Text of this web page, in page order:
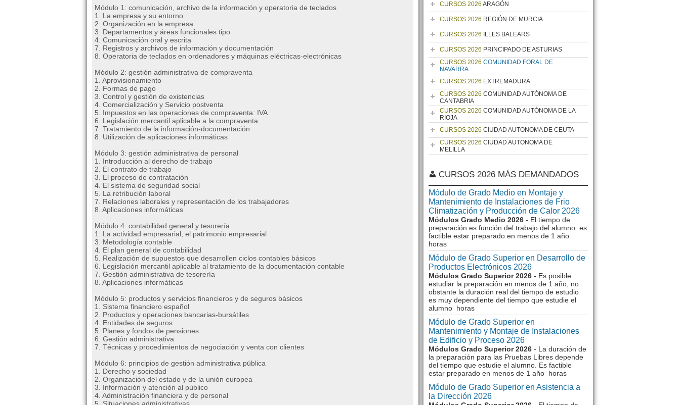
Módulo 1: comunicación, archivo de la información y operatoria de teclados
1. La empresa y su entorno
2. Organización en la empresa
3. Departamentos y áreas funcionales tipo
4. Comunicación oral y escrita
7. Registros y archivos de información y documentación
8. Operatoria de teclados en ordenadores y máquinas eléctricas-electrónicas
Módulo 2: gestión administrativa de compraventa
1. Aprovisionamiento
2. Formas de pago
3. Control y gestión de existencias
4. Comercialización y Servicio postventa
5. Impuestos en las operaciones de compraventa: IVA
6. Legislación mercantil aplicable a la compraventa
7. Tratamiento de la información-documentación
8. Utilización de aplicaciones informáticas
Módulo 3: gestión administrativa de personal
1. Introducción al derecho de trabajo
2. El contrato de trabajo
3. El proceso de contratación
4. El sistema de seguridad social
5. La retribución laboral
7. Relaciones laborales y representación de los trabajadores
8. Aplicaciones informáticas
Módulo 4: contabilidad general y tesorería
1. La actividad empresarial, el patrimonio empresarial
3. Metodología contable
4. El plan general de contabilidad
5. Realización de supuestos que desarrollen ciclos contables básicos
6. Legislación mercantil aplicable al tratamiento de la documentación contable
7. Gestión administrativa de tesorería
8. Aplicaciones informáticas
Módulo 5: productos y servicios financieros y de seguros básicos
1. Sistema financiero español
2. Productos y operaciones bancarias-bursátiles
4. Entidades de seguros
5. Planes y fondos de pensiones
6. Gestión administrativa
7. Técnicas y procedimientos de negociación y venta con clientes
Módulo 6: principios de gestión administrativa pública
1. Derecho y sociedad
2. Organización del estado y de la unión europea
3. Información y atención al público
4. Administración financiera y de personal
CURSOS 2026 ARAGÓN
CURSOS 2026 REGIÓN DE MURCIA
CURSOS 2026 ILLES BALEARS
CURSOS 2026 PRINCIPADO DE ASTURIAS
CURSOS 2026 COMUNIDAD FORAL DE
NAVARRA
CURSOS 2026 EXTREMADURA
CURSOS 2026 COMUNIDAD AUTÓNOMA DE
CANTABRIA
CURSOS 2026 COMUNIDAD AUTÓNOMA DE LA
RIOJA
CURSOS 2026 CIUDAD AUTONOMA DE CEUTA
CURSOS 2026 CIUDAD AUTONOMA DE
MELILLA
CURSOS 2026 MÁS DEMANDADOS
Módulo de Grado Medio en Montaje y
Mantenimiento de Instalaciones de Frio
Climatización y Producción de Calor 2026
Módulos Grado Medio 2026 - El tiempo de
preparación es función del trabajo del alumno: es
factible estar preparado en menos de 1 año
horas
Módulo de Grado Superior en Desarrollo de
Productos Electrónicos 2026
Módulos Grado Superior 2026 - Es posible
estudiar la preparación en menos de 1 año, no
obstante la duración real del tiempo de estudio
es muy dependiente del tiempo que estudie el
alumno horas
Módulo de Grado Superior en
Mantenimiento y Montaje de Instalaciones
de Edificio y Proceso 2026
Módulos Grado Superior 2026 - La duración de
la preparación para las Pruebas Libres depende
del tiempo que estudie el alumno. Es factible
estar preparado en menos de 1 año horas
Módulo de Grado Superior en Asistencia a
la Dirección 2026